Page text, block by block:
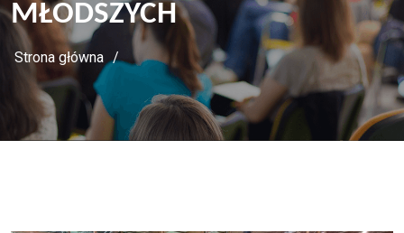
MŁODSZYCH
Strona główna